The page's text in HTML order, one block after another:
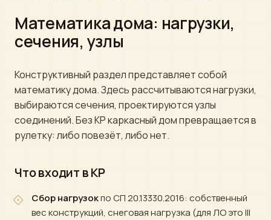
Математика дома: нагрузки,
сечения, узлы
Конструктивный раздел представляет собой
математику дома. Здесь рассчитываются нагрузки,
выбираются сечения, проектируются узлы
соединений. Без КР каркасный дом превращается в
рулетку: либо повезёт, либо нет.
Что входит в КР
Сбор нагрузокпо СП 20.13330.2016: собственный
вес конструкций, снеговая нагрузка (для ЛО это III